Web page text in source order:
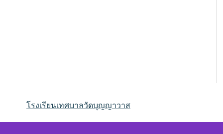
โรงเรียนเทศบาลวัดบุญญาวาส